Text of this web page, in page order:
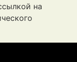
на